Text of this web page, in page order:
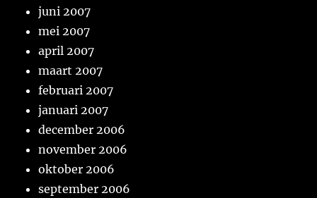
juni 2007
mei 2007
april 2007
maart 2007
februari 2007
januari 2007
december 2006
november 2006
oktober 2006
september 2006